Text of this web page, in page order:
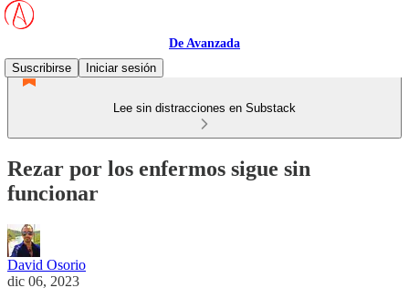
De Avanzada
Suscribirse
Iniciar sesión
Lee sin distracciones en Substack
Rezar por los enfermos sigue sin
funcionar
David Osorio
dic 06, 2023